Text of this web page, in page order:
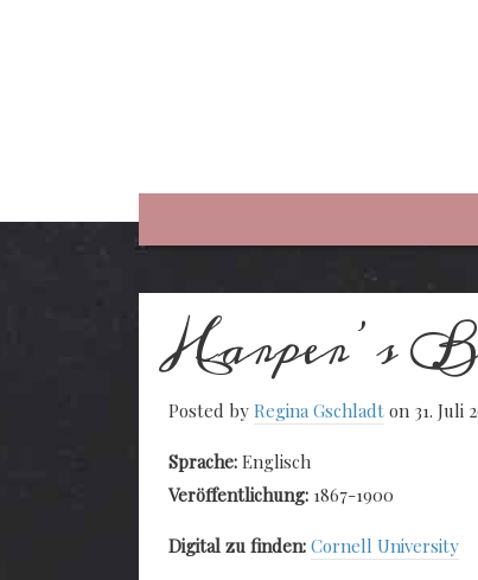
Harper’s
Posted by Regina Gschladt on 31. Juli
Sprache: Englisch
Veröffentlichung: 1867-1900
Digital zu finden: Cornell University